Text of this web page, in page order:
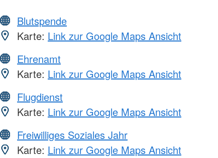
Blutspende
Karte: Link zur Google Maps Ansicht
Ehrenamt
Karte: Link zur Google Maps Ansicht
Flugdienst
Karte: Link zur Google Maps Ansicht
Freiwilliges Soziales Jahr
Karte: Link zur Google Maps Ansicht